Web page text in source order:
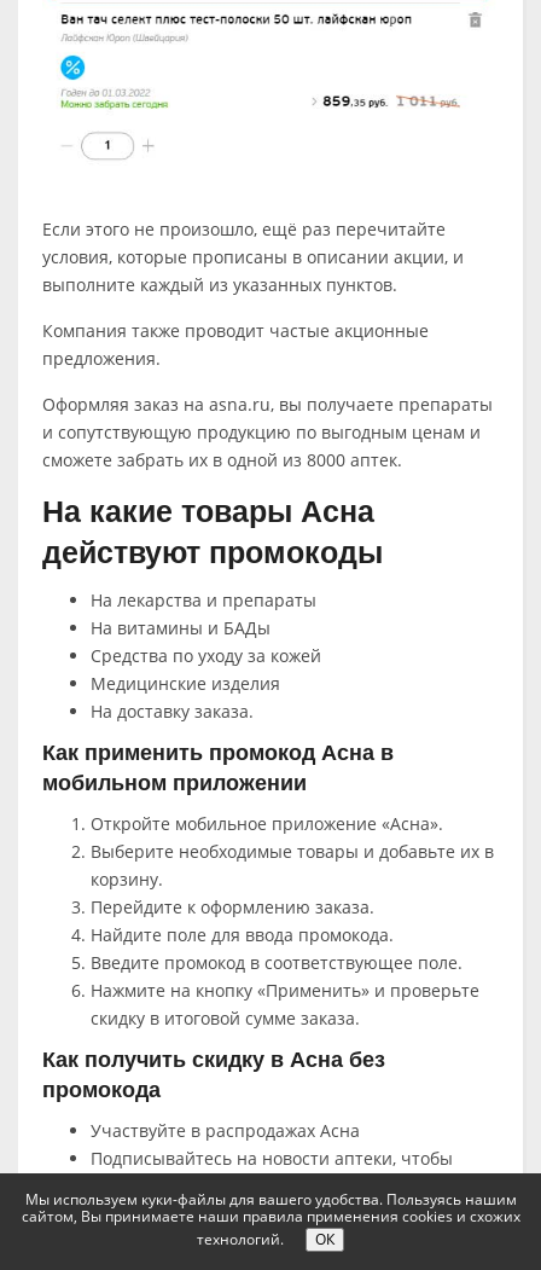
Если этого не произошло, ещё раз перечитайте
условия, которые прописаны в описании акции, и
выполните каждый из указанных пунктов.
Компания также проводит частые акционные
предложения.
Оформляя заказ на asna.ru, вы получаете препараты
и сопутствующую продукцию по выгодным ценам и
сможете забрать их в одной из 8000 аптек.
На какие товары Асна
действуют промокоды
На лекарства и препараты
На витамины и БАДы
Средства по уходу за кожей
Медицинские изделия
На доставку заказа.
Как применить промокод Асна в
мобильном приложении
Откройте мобильное приложение «Асна».
Выберите необходимые товары и добавьте их в
корзину.
Перейдите к оформлению заказа.
Найдите поле для ввода промокода.
Введите промокод в соответствующее поле.
Нажмите на кнопку «Применить» и проверьте
скидку в итоговой сумме заказа.
Как получить скидку в Асна без
промокода
Участвуйте в распродажах Асна
Подписывайтесь на новости аптеки, чтобы
Ознакомьтесь с разделом “Скидки” на сайте
Используйте программу лояльности для
Мы используем куки-файлы для вашего удобства. Пользуясь нашим
сайтом, Вы принимаете наши правила применения cookies и схожих
технологий.
ОК